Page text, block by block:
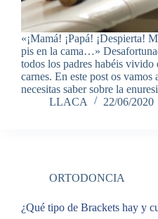
«¡Mamá! ¡Papá! ¡Despierta!
pis en la cama…»
todos los padres habéis vivido
carnes. En este post os
necesitas saber sobre la
LLACA
22/06/2020
ORTODONCIA
¿Qué tipo de Brackets hay y